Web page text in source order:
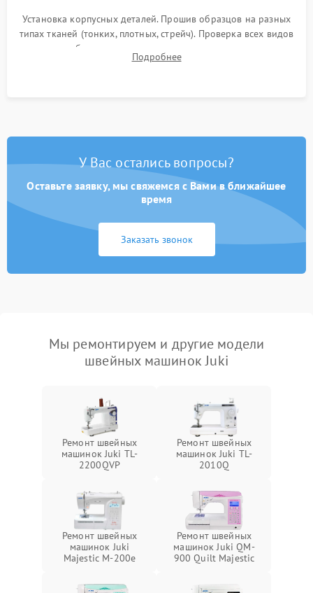
Установка корпусных деталей. Прошив образцов на разных
типах тканей (тонких, плотных, стрейч). Проверка всех видов
строчек, работы реверса, выметывания петли и намотчика
шпульки. Контроль плавности хода и отсутствия
Подробнее
У Вас остались вопросы?
Оставьте заявку, мы свяжемся с Вами в ближайшее
время
Заказать звонок
Мы ремонтируем и другие модели
швейных машинок Juki
Ремонт швейных
машинок Juki TL-
2200QVP
Ремонт швейных
машинок Juki TL-
2010Q
Ремонт швейных
машинок Juki
Majestic M-200e
Ремонт швейных
машинок Juki QM-
900 Quilt Majestic